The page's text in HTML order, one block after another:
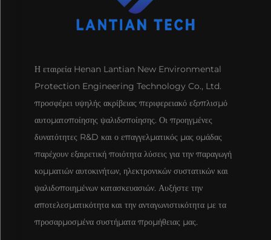
Η εταιρεία Henan Lantian New Environmental
Protection Engineering Technology Co., Ltd.
προσφέρει υψηλής ακρίβειας περιφερειακό εξοπλισμό
αυτοματοποίησης ψαλιδοποίησης. Οι προηγμένες
δυνατότητες R&D και ο επαγγελματικός μας ομάδας
παρέχουν εξαιρετική ποιότητα λύσεις για την παραγωγή
κομματιών αυτοκινήτων, ηλεκτρονικών συστατικών και
ψαλιδοποιημένων κατασκευασιών. Αυξήστε την
αποτελεσματικότητα και την ανταγωνιστικότητα με τα
προσαρμοσμένα συστήματα προμήθειας μας.